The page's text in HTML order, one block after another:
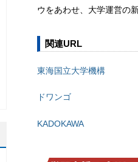
ウをあわせ、大学運営の
関連URL
東海国立大学機構
ドワンゴ
KADOKAWA